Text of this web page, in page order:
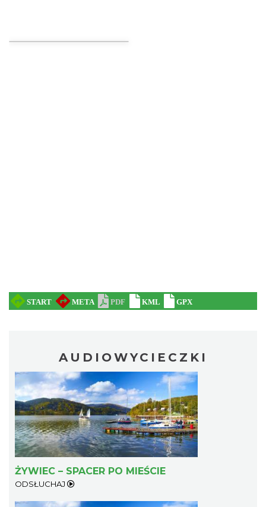
AUDIOWYCIECZKI
ŻYWIEC – SPACER PO MIEŚCIE
ODSŁUCHAJ